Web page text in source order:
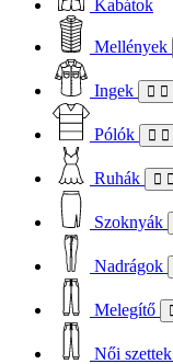
Kabátok
Mellények
Ingek
Pólók
Ruhák
Szoknyák
Nadrágok
Melegítő
Női szettek